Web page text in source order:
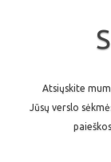
Atsiųskite
Jūsų verslo